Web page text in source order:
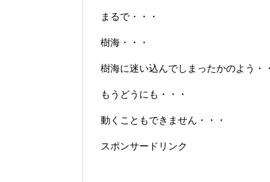
まるで・・・
樹海・・・
樹海に迷い込んでしまったかのよう・
もうどうにも・・・
動くこともできません・・・
スポンサードリンク